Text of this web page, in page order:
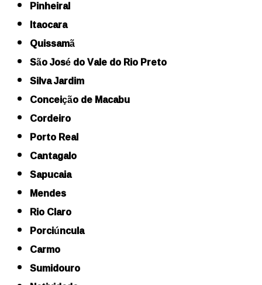
Pinheiral
Itaocara
Quissamã
São José do Vale do Rio Preto
Silva Jardim
Conceição de Macabu
Cordeiro
Porto Real
Cantagalo
Sapucaia
Mendes
Rio Claro
Porciúncula
Carmo
Sumidouro